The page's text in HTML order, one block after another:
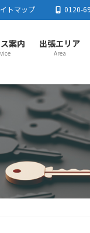
トマップ 0120-
案内 出張エリア
Area
足立区
春日
春日
加須市
流山市
桶川市北本市
川越
川越市
毛呂
市志木市和光市
村山市周辺
熊谷
熊谷市
栃木市